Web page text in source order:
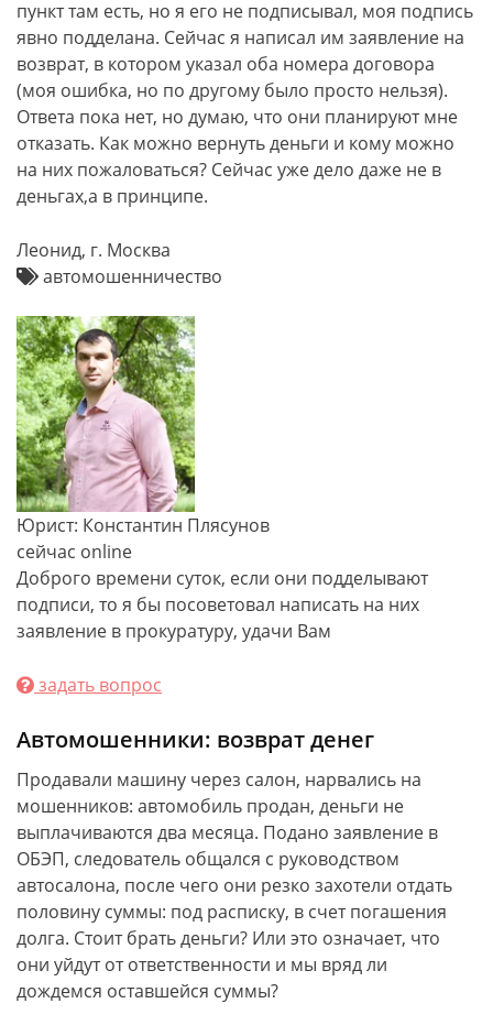
пункт там есть, но я его не подписывал, моя подпись
явно подделана. Сейчас я написал им заявление на
возврат, в котором указал оба номера договора
(моя ошибка, но по другому было просто нельзя).
Ответа пока нет, но думаю, что они планируют мне
отказать. Как можно вернуть деньги и кому можно
на них пожаловаться? Сейчас уже дело даже не в
деньгах,а в принципе.
Леонид, г. Москва
автомошенничество
Юрист: Константин Плясунов
сейчас online
Доброго времени суток, если они подделывают
подписи, то я бы посоветовал написать на них
заявление в прокуратуру, удачи Вам
задать вопрос
Автомошенники: возврат денег
Продавали машину через салон, нарвались на
мошенников: автомобиль продан, деньги не
выплачиваются два месяца. Подано заявление в
ОБЭП, следователь общался с руководством
автосалона, после чего они резко захотели отдать
половину суммы: под расписку, в счет погашения
долга. Стоит брать деньги? Или это означает, что
они уйдут от ответственности и мы вряд ли
дождемся оставшейся суммы?